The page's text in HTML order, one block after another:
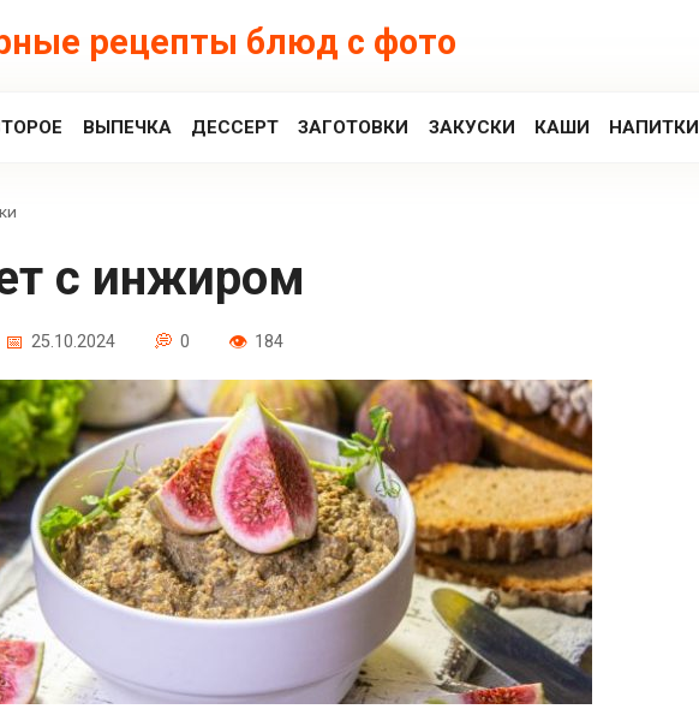
рецепты блюд с фото
ВЫПЕЧКА ДЕССЕРТ ЗАГОТОВКИ ЗАКУСКИ КАШИ НАПИТКИ
с инжиром
25.10.2024 0 184